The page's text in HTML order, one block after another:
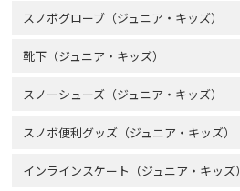
スノボグローブ（ジュニア・キッズ）
靴下（ジュニア・キッズ）
スノーシューズ（ジュニア・キッズ）
スノボ便利グッズ（ジュニア・キッズ）
インラインスケート（ジュニア・キッズ）